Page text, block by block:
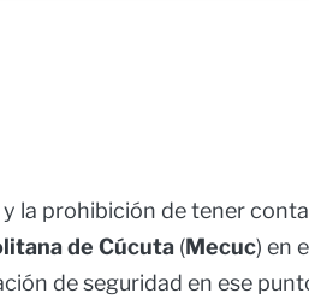
la prohibición de tener
de Cúcuta (Mecuc) en
de seguridad en ese